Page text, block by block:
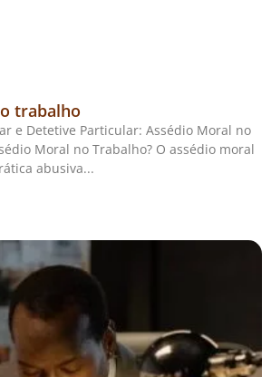
trabalho
e Detetive Particular: Assédio Moral no
Moral no Trabalho? O assédio moral
abusiva